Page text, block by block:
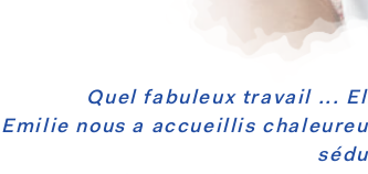
Quel fabuleux travail ...
Emilie nous a accueillis